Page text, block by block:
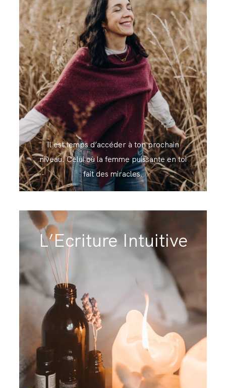
Il est temps d’accéder à ton prochain
niveau. Celui où la femme puissante en toi
fait des miracles.
L’Ecriture Intuitive